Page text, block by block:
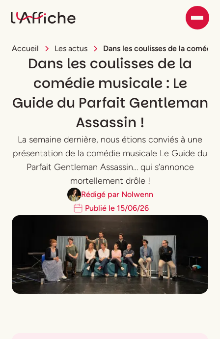
Accueil Les actus Dans les coulisses de la
Dans les coulisses de la
comédie musicale : Le
Guide du Parfait Gentleman
Assassin !
La semaine dernière, nous étions conviés à une
présentation de la comédie musicale Le Guide du
Parfait Gentleman Assassin… qui s’annonce
mortellement drôle !
Rédigé par Nolwenn
Publié le 15/06/26